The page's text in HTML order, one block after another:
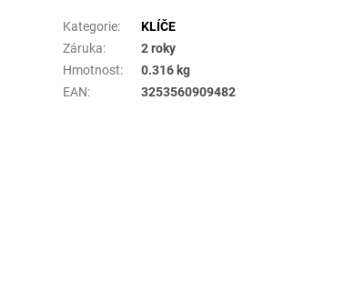
Kategorie:
KLÍČE
Záruka:
2 roky
Hmotnost:
0.316 kg
EAN: 3253560909482